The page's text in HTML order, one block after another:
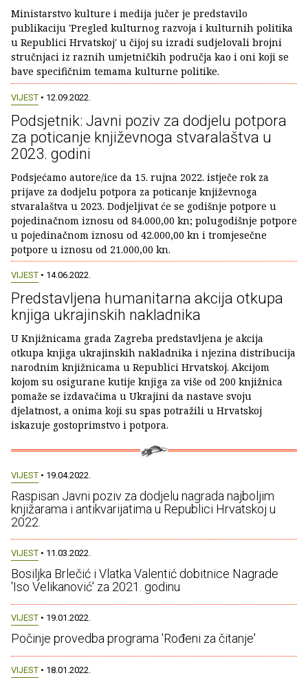
Ministarstvo kulture i medija jučer je predstavilo
publikaciju 'Pregled kulturnog razvoja i kulturnih politika
u Republici Hrvatskoj' u čijoj su izradi sudjelovali brojni
stručnjaci iz raznih umjetničkih područja kao i oni koji se
bave specifičnim temama kulturne politike.
VIJEST • 12.09.2022.
Podsjetnik: Javni poziv za dodjelu potpora
za poticanje književnoga stvaralaštva u
2023. godini
Podsjećamo autore/ice da 15. rujna 2022. istječe rok za
prijave za dodjelu potpora za poticanje književnoga
stvaralaštva u 2023. Dodjeljivat će se godišnje potpore u
pojedinačnom iznosu od 84.000,00 kn; polugodišnje potpore
u pojedinačnom iznosu od 42.000,00 kn i tromjesečne
potpore u iznosu od 21.000,00 kn.
VIJEST • 14.06.2022.
Predstavljena humanitarna akcija otkupa
knjiga ukrajinskih nakladnika
U Knjižnicama grada Zagreba predstavljena je akcija
otkupa knjiga ukrajinskih nakladnika i njezina distribucija
narodnim knjižnicama u Republici Hrvatskoj. Akcijom
kojom su osigurane kutije knjiga za više od 200 knjižnica
pomaže se izdavačima u Ukrajini da nastave svoju
djelatnost, a onima koji su spas potražili u Hrvatskoj
iskazuje gostoprimstvo i potpora.
VIJEST • 19.04.2022.
Raspisan Javni poziv za dodjelu nagrada najboljim
knjižarama i antikvarijatima u Republici Hrvatskoj u
2022.
VIJEST • 11.03.2022.
Bosiljka Brlečić i Vlatka Valentić dobitnice Nagrade
'Iso Velikanović' za 2021. godinu
VIJEST • 19.01.2022.
Počinje provedba programa 'Rođeni za čitanje'
VIJEST • 18.01.2022.